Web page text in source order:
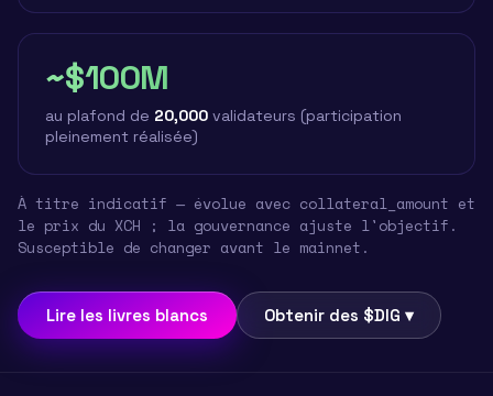
~$100M
au plafond de 20,000 validateurs (participation
pleinement réalisée)
À titre indicatif — évolue avec collateral_amount et
le prix du XCH ; la gouvernance ajuste l'objectif.
Susceptible de changer avant le mainnet.
Lire les livres blancs Obtenir des $DIG ▾